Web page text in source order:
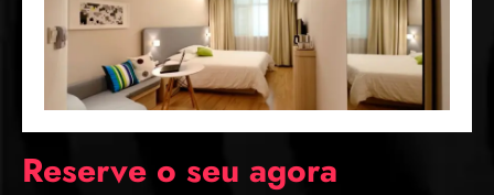
Reserve o seu agora